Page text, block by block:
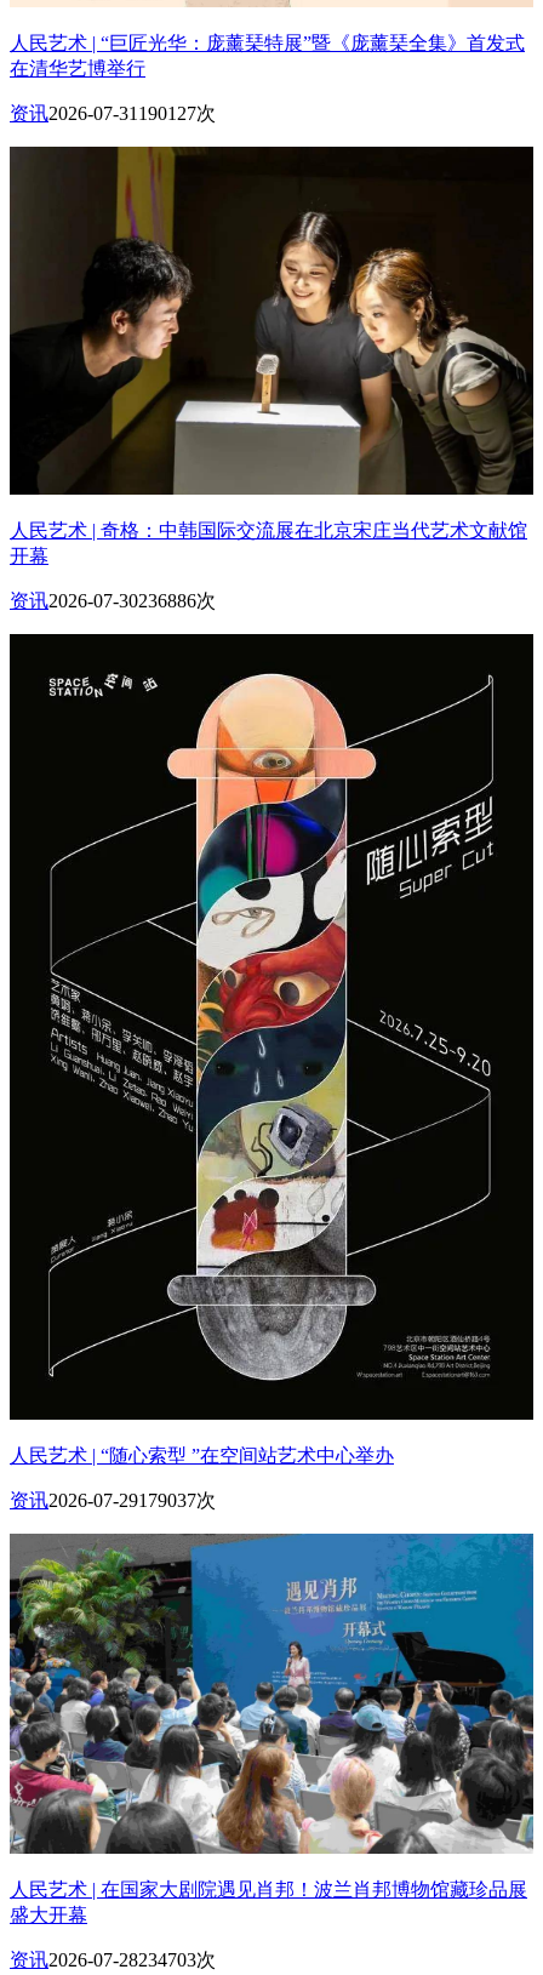
人民艺术 | “巨匠光华：庞薰琹特展”暨《庞薰琹全集》首发式
在清华艺博举行
资讯2026-07-31 190127次
人民艺术 | 奇格：中韩国际交流展在北京宋庄当代艺术文献馆
开幕
资讯2026-07-30236886次
人民艺术 | “随心索型 ”在空间站艺术中心举办
资讯2026-07-29179037次
人民艺术 | 在国家大剧院遇见肖邦！波兰肖邦博物馆藏珍品展
盛大开幕
资讯2026-07-28234703次